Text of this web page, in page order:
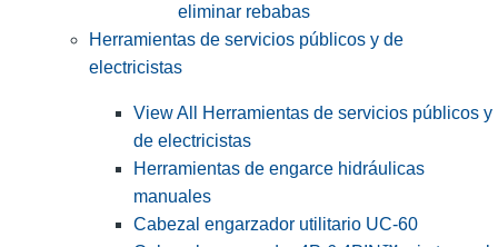
eliminar rebabas
Herramientas de servicios públicos y de
electricistas
View All Herramientas de servicios públicos y
de electricistas
Herramientas de engarce hidráulicas
manuales
Cabezal engarzador utilitario UC-60